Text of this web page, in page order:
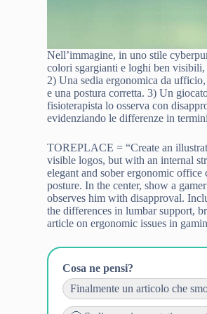
Nell’immagine, in uno stile
colori sgargianti e loghi ben visibili,
2) Una sedia ergonomica da
e una postura corretta. 3) Un
fisioterapista lo osserva con
evidenziando le differenze in
TOREPLACE = “Create an
visible logos, but with an internal
elegant and sober ergonomic
posture. In the center, show a
observes him with disapproval.
the differences in lumbar support,
article on ergonomic issues in
Cosa ne pensi?
Finalmente un articolo che